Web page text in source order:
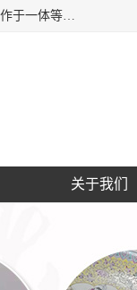
福建泉州洁圣士陶瓷修复技术有限公司位于福建泉州，是一家集瓷器修复及陶瓷制品修复技术研发、培训以及技术合作于一体等专业修复机构，公司主营：瓷器修复，陶瓷修复，瓷器无痕修复，陶瓷佛像修复，瓷器修复技术培训等。 洁圣士以全新的技术修复各种：古陶瓷、花瓶、餐具、工艺品、卫浴、颜色不一的金边、银边、花边，修复后基本无痕迹，修补成本低。丰富的经验为客户提供实用、优质服务！
关于我们